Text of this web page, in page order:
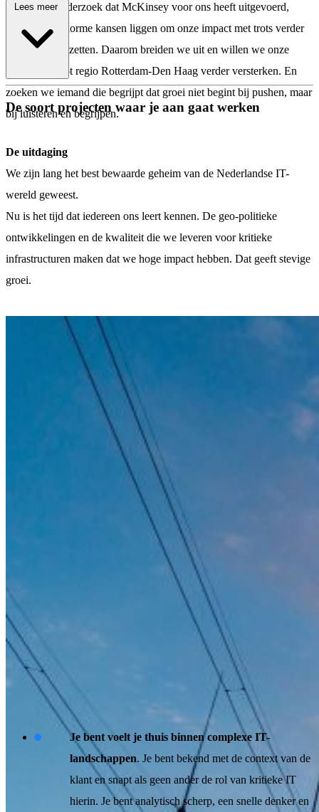
strategisch onderzoek dat McKinsey voor ons heeft uitgevoerd,
blijkt dat er enorme kansen liggen om onze impact met trots verder
op de kaart te zetten. Daarom breiden we uit en willen we onze
positie in groot regio Rotterdam-Den Haag verder versterken. En
zoeken we iemand die begrijpt dat groei niet begint bij pushen, maar
bij luisteren en begrijpen.
De uitdaging
We zijn lang het best bewaarde geheim van de Nederlandse IT-
wereld geweest.
Nu is het tijd dat iedereen ons leert kennen. De geo-politieke
ontwikkelingen en de kwaliteit die we leveren voor kritieke
infrastructuren maken dat we hoge impact hebben. Dat geeft stevige
groei.
Wil jij de spil zijn in onze missie-kritische dienstverlening ?
Heb jij genoeg kennis om complexe IT-uitdagingen vertalen in
Heb jij een hoge standaard voor kwaliteit?
Heb jij een goed voor de mensen om je heen, voor de balans in het
En hou je van het samenwerken in een team waar je echt onderdeel
Dan is dit het moment om aan boord te stappen.
krijg jij mandaat voor de
dienstverlening van Schuberg Philis bij onze klanten in groot regio
Rotterdam-Den Haag. We bieden dagelijks weerbaarheid en
flexibiliteit met onze proposities, zoals Cloud, Data & AI, Software
en Security. Dat doen we door consistent te werken, met een
luisterend en kritisch oor voor klant, markt en team.
Wat jij brengt
Je bent voelt je thuis binnen complexe IT-
landschappen. Je bent bekend met de context van de
klant en snapt als geen ander de rol van kritieke IT
hierin. Je bent analytisch scherp, een snelle denker en
Lees meer
De soort projecten waar je aan gaat werken